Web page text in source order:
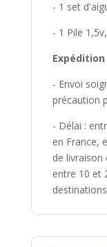
- 1 set
- 1 Pile
Expédition
- Envoi
précaution
- Délai :
en France,
de livraison
entre 10 et